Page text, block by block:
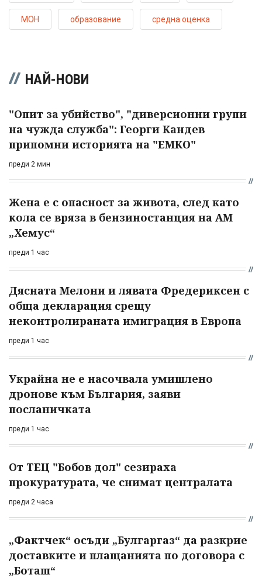
МОН образование средна оценка
НАЙ-НОВИ
"Опит за убийство", "диверсионни групи
на чужда служба": Георги Кандев
припомни историята на "ЕМКО"
преди 2 мин
Жена е с опасност за живота, след като
кола се вряза в бензиностанция на АМ
„Хемус“
преди 1 час
Дясната Мелони и лявата Фредериксен с
обща декларация срещу
неконтролираната имиграция в Европа
преди 1 час
Украйна не е насочвала умишлено
дронове към България, заяви
посланичката
преди 1 час
От ТЕЦ "Бобов дол" сезираха
прокуратурата, че снимат централата
преди 2 часа
„Фактчек“ осъди „Булгаргаз“ да разкрие
доставките и плащанията по договора с
„Боташ“